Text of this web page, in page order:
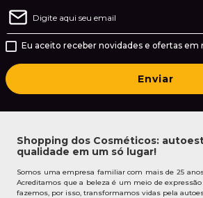
Eu aceito receber novidades e ofertas em
Enviar
Shopping dos Cosméticos:
qualidade em um só lugar!
Somos uma empresa familiar com mais de 25
Acreditamos que a beleza é um meio de expressão
fazemos, por isso, transformamos vidas pela